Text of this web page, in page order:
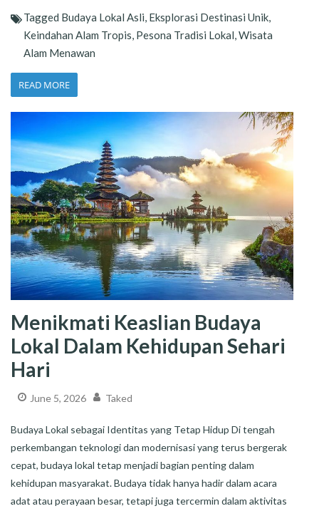
Tagged Budaya Lokal Asli, Eksplorasi Destinasi Unik,
Keindahan Alam Tropis, Pesona Tradisi Lokal,Wisata
Alam Menawan
READ MORE
Menikmati Keaslian Budaya
Lokal Dalam Kehidupan Sehari
Hari
June 5, 2026 Taked
Budaya Lokal sebagai Identitas yang Tetap Hidup Di tengah
perkembangan teknologi dan modernisasi yang terus bergerak
cepat, budaya lokal tetap menjadi bagian penting dalam
kehidupan masyarakat. Budaya tidak hanya hadir dalam acara
adat atau perayaan besar, tetapi juga tercermin dalam aktivitas